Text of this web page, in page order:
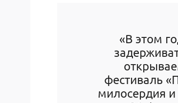
«В этом
фестиваль
милосердия и